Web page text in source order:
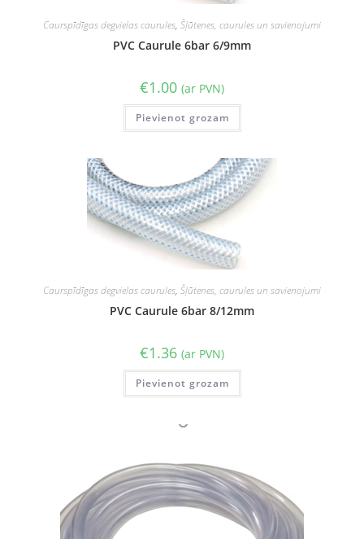
Caurspīdīgas degvielas caurules, Šļūtenes, caurules un savienojumi
PVC Caurule 6bar 6/9mm
€1.00 (ar PVN)
Pievienot grozam
Caurspīdīgas degvielas caurules, Šļūtenes, caurules un savienojumi
PVC Caurule 6bar 8/12mm
€1.36 (ar PVN)
Pievienot grozam